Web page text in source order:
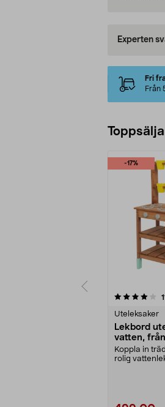
Experten
Fri
Från
-17%
Uteleksaker
Lekbord
vatten,
Koppla in
rolig